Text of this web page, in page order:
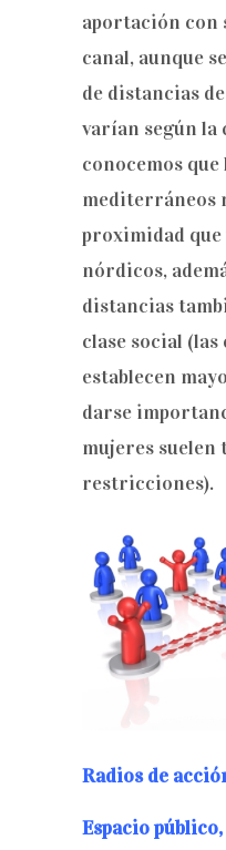
aportación con
canal, aunque
de distancias
varían según la
conocemos
mediterráneos
proximidad que
nórdicos,
distancias
clase social (las
establecen
darse
mujeres suelen
restricciones).
Radios de
Espacio público,